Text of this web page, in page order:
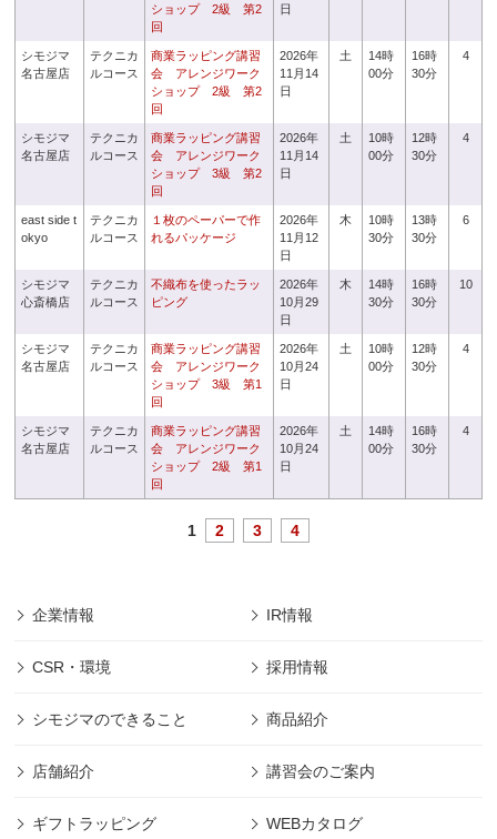
ショップ 2級 第2
回
日
シモジマ
名古屋店
テクニカ
ルコース
商業ラッピング講習
会 アレンジワーク
ショップ 2級 第2
回
2026年
11月14
日
土
14時
00分
16時
30分
4
シモジマ
名古屋店
テクニカ
ルコース
商業ラッピング講習
会 アレンジワーク
ショップ 3級 第2
回
2026年
11月14
日
土
10時
00分
12時
30分
4
east side t
okyo
テクニカ
ルコース
１枚のペーパーで作
れるパッケージ
2026年
11月12
日
木
10時
30分
13時
30分
6
シモジマ
心斎橋店
テクニカ
ルコース
不織布を使ったラッ
ピング
2026年
10月29
日
木
14時
30分
16時
30分
10
シモジマ
名古屋店
テクニカ
ルコース
商業ラッピング講習
会 アレンジワーク
ショップ 3級 第1
回
2026年
10月24
日
土
10時
00分
12時
30分
4
シモジマ
名古屋店
テクニカ
ルコース
商業ラッピング講習
会 アレンジワーク
ショップ 2級 第1
回
2026年
10月24
日
土
14時
00分
16時
30分
4
1 2 3 4
企業情報 IR情報
CSR・環境 採用情報
シモジマのできること 商品紹介
店舗紹介 講習会のご案内
ギフトラッピング WEBカタログ